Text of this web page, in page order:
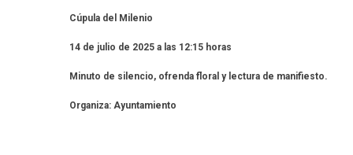
Cúpula del Milenio
14 de julio de 2025 a las 12:15 horas
Minuto de silencio, ofrenda floral y lectura de manifiesto.
Organiza: Ayuntamiento